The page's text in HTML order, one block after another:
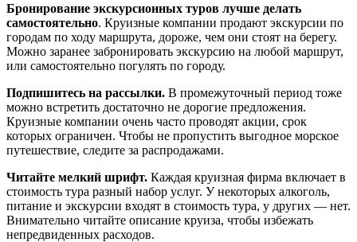
Бронирование экскурсионных туров лучше делать
самостоятельно. Круизные компании продают экскурсии по
городам по ходу маршрута, дороже, чем они стоят на берегу.
Можно заранее забронировать экскурсию на любой маршрут,
или самостоятельно погулять по городу.
Подпишитесь на рассылки. В промежуточный период тоже
можно встретить достаточно не дорогие предложения.
Круизные компании очень часто проводят акции, срок
которых ограничен. Чтобы не пропустить выгодное морское
путешествие, следите за распродажами.
Читайте мелкий шрифт. Каждая круизная фирма включает в
стоимость тура разный набор услуг. У некоторых алкоголь,
питание и экскурсии входят в стоимость тура, у других — нет.
Внимательно читайте описание круиза, чтобы избежать
непредвиденных расходов.